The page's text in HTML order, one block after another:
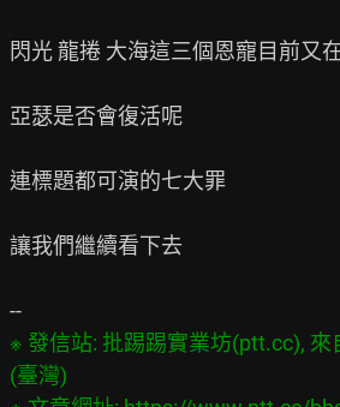
閃光 龍捲 大海這三個恩寵目前又
亞瑟是否會復活呢
連標題都可演的七大罪
讓我們繼續看下去
※ 發信站: 批踢踢實業坊(ptt.cc), 來
(臺灣)